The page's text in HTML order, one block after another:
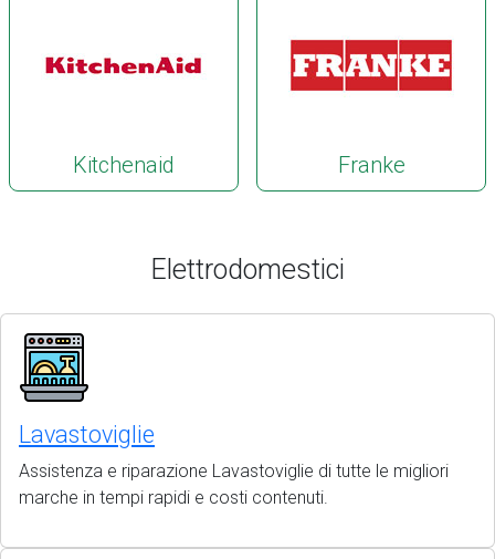
Kitchenaid Franke
Elettrodomestici
Lavastoviglie
Assistenza e riparazione Lavastoviglie di tutte le migliori
marche in tempi rapidi e costi contenuti.